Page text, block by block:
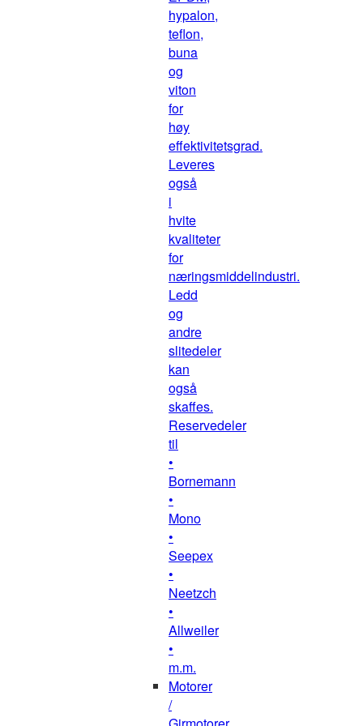
hypalon,
teflon,
buna
og
viton
for
høy
effektivitetsgrad.
Leveres
også
i
hvite
kvaliteter
for
næringsmiddelindustri.
Ledd
og
andre
slitedeler
kan
også
skaffes.
Reservedeler
til
•
Bornemann
•
Mono
•
Seepex
•
Neetzch
•
Allweiler
•
m.m.
Motorer
/